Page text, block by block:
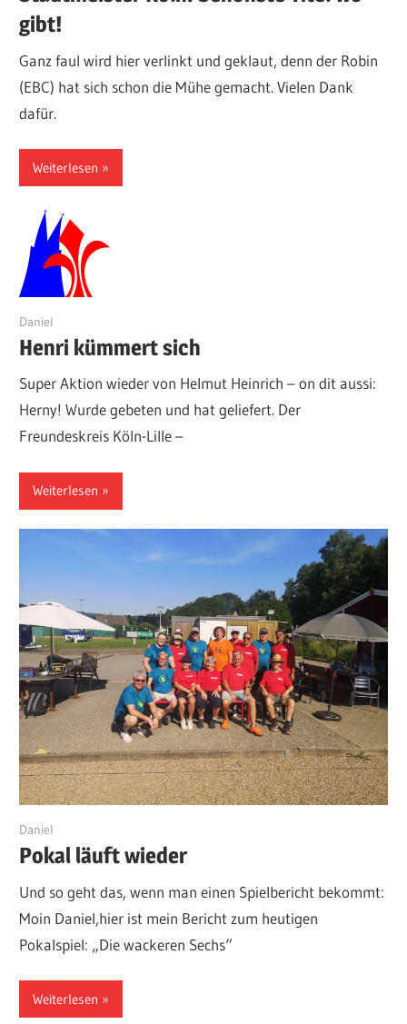
gibt!
Ganz faul wird hier verlinkt und geklaut, denn der Robin
(EBC) hat sich schon die Mühe gemacht. Vielen Dank
dafür.
Weiterlesen
7. Juli 2026
Daniel
Henri kümmert sich
Super Aktion wieder von Helmut Heinrich – on dit aussi:
Herny! Wurde gebeten und hat geliefert. Der
Freundeskreis Köln-Lille –
Weiterlesen
29. Juni 2026
Daniel
Pokal läuft wieder
Und so geht das, wenn man einen Spielbericht bekommt:
Moin Daniel,hier ist mein Bericht zum heutigen
Pokalspiel: „Die wackeren Sechs“
Weiterlesen